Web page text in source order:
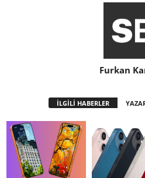
Furkan
İLGİLİ HABERLER